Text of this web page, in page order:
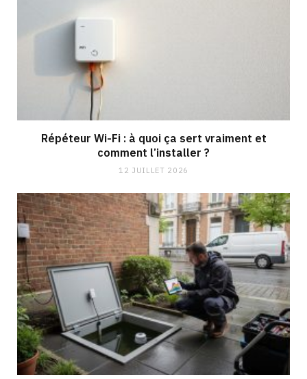
Répéteur Wi-Fi : à quoi ça sert vraiment et
comment l’installer ?
12 JUILLET 2026